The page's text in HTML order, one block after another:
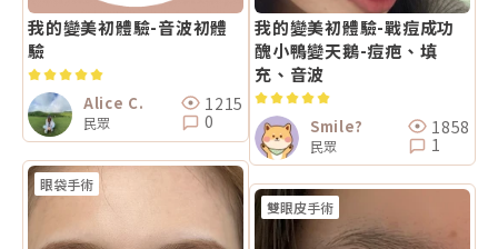
我的變美初體驗-音波初體
驗
Alice C.
民眾
1215
0
眼袋手術
我的變美初體驗-戰痘成功
醜小鴨變天鵝-痘疤、填
充、音波
Smile?
民眾
1858
1
雙眼皮手術